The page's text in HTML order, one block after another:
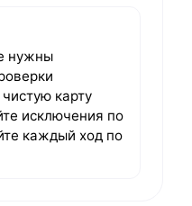
нужны
карту
исключения по
каждый ход по